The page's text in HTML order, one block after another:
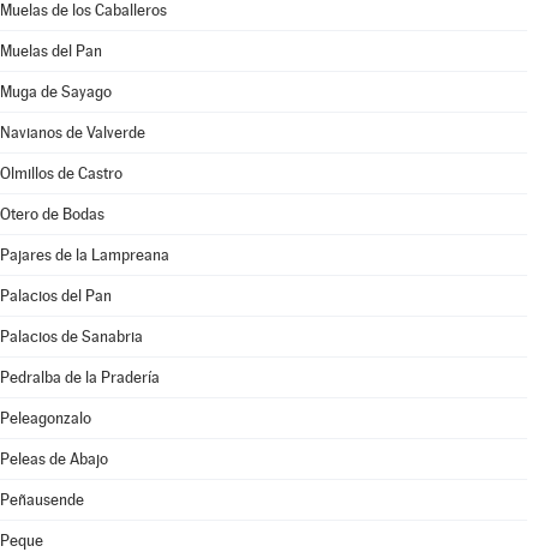
Muelas de los Caballeros
Muelas del Pan
Muga de Sayago
Navianos de Valverde
Olmillos de Castro
Otero de Bodas
Pajares de la Lampreana
Palacios del Pan
Palacios de Sanabria
Pedralba de la Pradería
Peleagonzalo
Peleas de Abajo
Peñausende
Peque